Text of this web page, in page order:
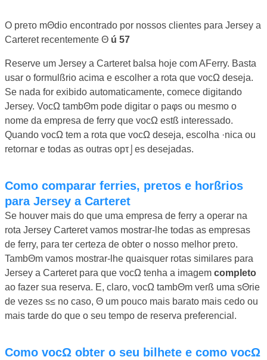
O preτo mΘdio encontrado por nossos clientes para Jersey a
Carteret recentemente Θ ú 57
Reserve um Jersey a Carteret balsa hoje com AFerry. Basta
usar o formulßrio acima e escolher a rota que vocΩ deseja.
Se nada for exibido automaticamente, comece digitando
Jersey. VocΩ tambΘm pode digitar o paφs ou mesmo o
nome da empresa de ferry que vocΩ estß interessado.
Quando vocΩ tem a rota que vocΩ deseja, escolha ·nica ou
retornar e todas as outras opτ⌡es desejadas.
Como comparar ferries, preτos e horßrios
para Jersey a Carteret
Se houver mais do que uma empresa de ferry a operar na
rota Jersey Carteret vamos mostrar-lhe todas as empresas
de ferry, para ter certeza de obter o nosso melhor preτo.
TambΘm vamos mostrar-lhe quaisquer rotas similares para
Jersey a Carteret para que vocΩ tenha a imagem completo
ao fazer sua reserva. E, claro, vocΩ tambΘm verß uma sΘrie
de vezes s≤ no caso, Θ um pouco mais barato mais cedo ou
mais tarde do que o seu tempo de reserva preferencial.
Como vocΩ obter o seu bilhete e como vocΩ